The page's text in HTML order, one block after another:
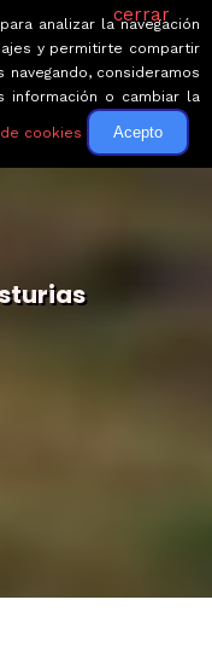
cerrar
analizar la navegación
y permitirte compartir
consideramos
información o cambiar la
cookies Acepto